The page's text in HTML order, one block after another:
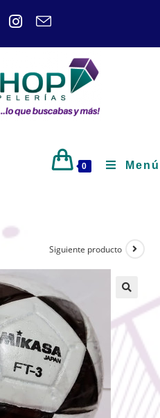
0 Menú
Siguiente producto